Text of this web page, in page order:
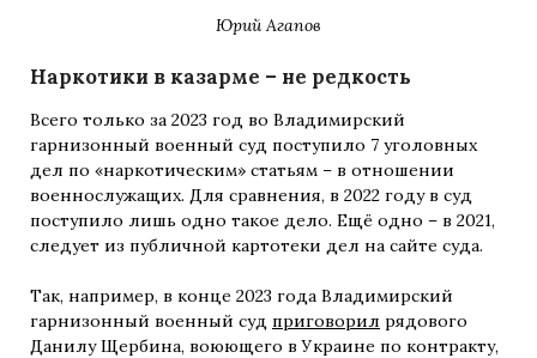
Юрий Агапов
Наркотики в казарме – не редкость
Всего только за 2023 год во Владимирский
гарнизонный военный суд поступило 7 уголовных
дел по «наркотическим» статьям – в отношении
военнослужащих. Для сравнения, в 2022 году в суд
поступило лишь одно такое дело. Ещё одно – в 2021,
следует из публичной картотеки дел на сайте суда.
Так, например, в конце 2023 года Владимирский
гарнизонный военный суд приговорил рядового
Данилу Щербина, воюющего в Украине по контракту,